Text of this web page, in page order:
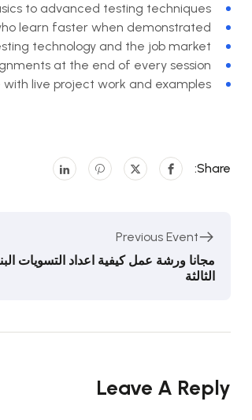
to advanced testing techniques.
learn faster when demonstrated.
technology and the job market.
at the end of every session.
live project work and examples.
Share:
Previous Event
مجانا ورشة عمل كيفية اعداد التسويات
الثالثة
Leave A Reply